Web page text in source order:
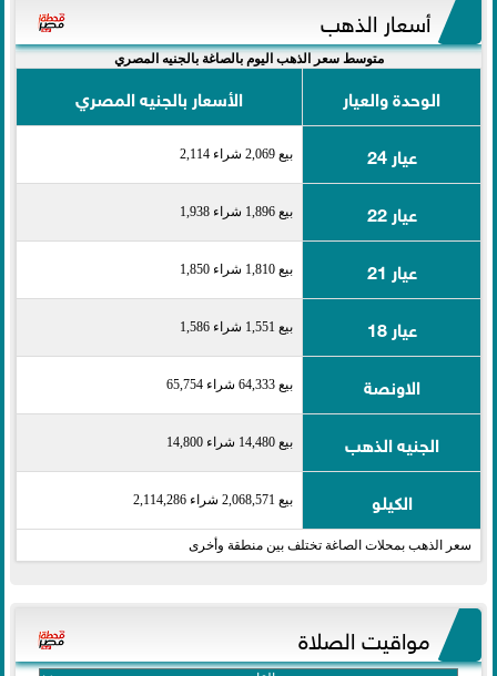
أسعار الذهب
متوسط سعر الذهب اليوم بالصاغة بالجنيه المصري
الوحدة والعيار
الأسعار بالجنيه المصري
عيار 24
بيع 2,069 شراء 2,114
عيار 22 بيع 1,896 شراء 1,938
عيار 21 بيع 1,810 شراء 1,850
عيار 18 بيع 1,551 شراء 1,586
الاونصة بيع 64,333 شراء 65,754
الجنيه الذهب بيع 14,480 شراء 14,800
الكيلو بيع 2,068,571 شراء 2,114,286
سعر الذهب بمحلات الصاغة تختلف بين منطقة وأخرى
مواقيت الصلاة